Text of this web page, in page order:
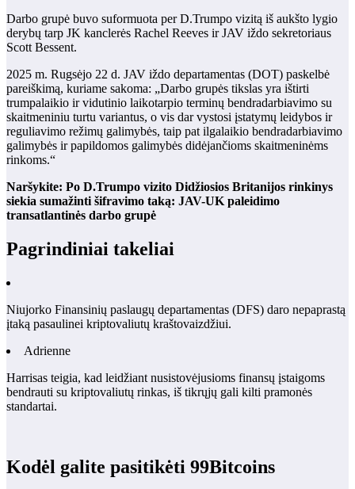
Darbo grupė buvo suformuota per D.Trumpo vizitą iš aukšto lygio
derybų tarp JK kanclerės Rachel Reeves ir JAV iždo sekretoriaus
Scott Bessent.
2025 m. Rugsėjo 22 d. JAV iždo departamentas (DOT) paskelbė
pareiškimą, kuriame sakoma: „Darbo grupės tikslas yra ištirti
trumpalaikio ir vidutinio laikotarpio terminų bendradarbiavimo su
skaitmeniniu turtu variantus, o vis dar vystosi įstatymų leidybos ir
reguliavimo režimų galimybės, taip pat ilgalaikio bendradarbiavimo
galimybės ir papildomos galimybės didėjančioms skaitmeninėms
rinkoms.“
Naršykite: Po D.Trumpo vizito Didžiosios Britanijos rinkinys
siekia sumažinti šifravimo taką: JAV-UK paleidimo
transatlantinės darbo grupė
Pagrindiniai takeliai
Niujorko Finansinių paslaugų departamentas (DFS) daro nepaprastą
įtaką pasaulinei kriptovaliutų kraštovaizdžiui.
Adrienne
Harrisas teigia, kad leidžiant nusistovėjusioms finansų įstaigoms
bendrauti su kriptovaliutų rinkas, iš tikrųjų gali kilti pramonės
standartai.
Kodėl galite pasitikėti 99Bitcoins